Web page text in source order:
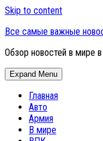
Skip to content
Все самые важные
Обзор новостей в мире
Expand Menu
Главная
Авто
Армия
В мире